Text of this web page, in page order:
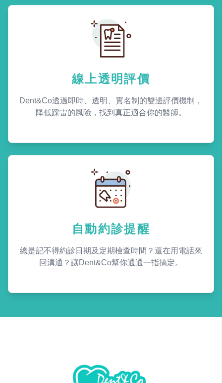
線上透明評價
Dent&Co透過即時、透明、實名制的雙邊評價機制，
降低踩雷的風險，找到真正適合你的醫師。
自動約診提醒
總是記不得約診日期及定期檢查時間？還在用電話來
回溝通？讓Dent&Co幫你通通一指搞定。